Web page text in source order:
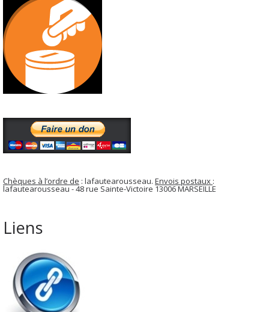
Chèques à l’ordre de : lafautearousseau. Envois postaux :
lafautearousseau - 48 rue Sainte-Victoire 13006 MARSEILLE
Liens